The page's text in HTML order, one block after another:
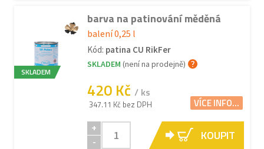
SKLADEM
barva na patinování měděná
balení 0,25 l
Kód: patina CU RikFer
SKLADEM (není na prodejně)
420 Kč / ks
347.11 Kč bez DPH VÍCE INFO...
+
-
KOUPIT